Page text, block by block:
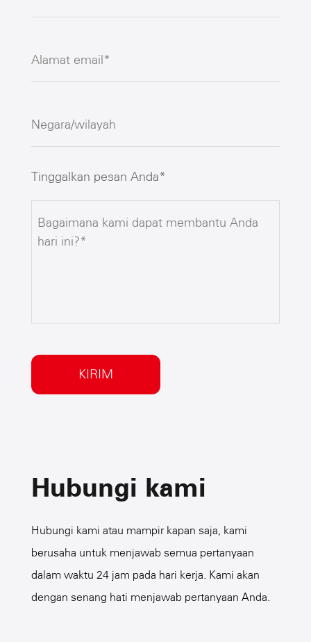
Tinggalkan pesan Anda*
Hubungi kami
Hubungi kami atau mampir kapan saja, kami
berusaha untuk menjawab semua pertanyaan
dalam waktu 24 jam pada hari kerja. Kami akan
dengan senang hati menjawab pertanyaan Anda.